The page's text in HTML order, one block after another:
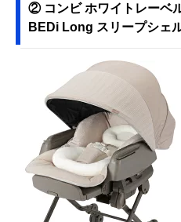
② コンビ ホワイトレーベ
BEDi Long スリープシェ